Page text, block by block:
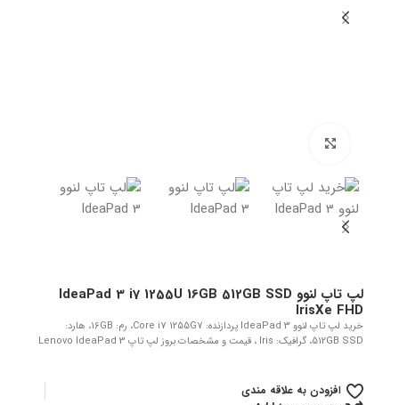
لپ تاپ لنوو IdeaPad 3 i7 1255U 16GB 512GB SSD
IrisXe FHD
خرید لپ تاپ لنوو IdeaPad 3 پردازنده: Core i7 1255G7، رم: 16GB، هارد:
512GB SSD، گرافیک: Iris ، قیمت و مشخصات بروز لپ تاپ Lenovo IdeaPad 3
افزودن به علاقه مندی